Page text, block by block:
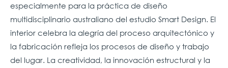
especialmente para la práctica de diseño
multidisciplinario australiano del estudio Smart Design. El
interior celebra la alegría del proceso arquitectónico y
la fabricación refleja los procesos de diseño y trabajo
del lugar. La creatividad, la innovación estructural y la